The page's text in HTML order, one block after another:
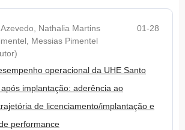
Nathalia Martins
Messias Pimentel
01-28
operacional da UHE Santo
implantação: aderência ao
de licenciamento/implantação e
performance